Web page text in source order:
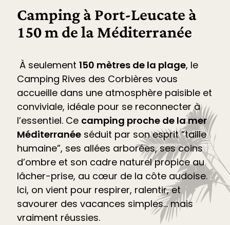
Camping à Port-Leucate à
150 m de la Méditerranée
À seulement150 mètres de la plage, le
Camping Rives des Corbières vous
accueille dans une atmosphère paisible et
conviviale, idéale pour se reconnecter à
l’essentiel. Ce camping proche de la mer
Méditerranée séduit par son esprit “taille
humaine”, ses allées arborées, ses coins
d’ombre et son cadre naturel propice au
lâcher-prise, au cœur de la côte audoise.
Ici, on vient pour respirer, ralentir, et
savourer des vacances simples… mais
vraiment réussies.